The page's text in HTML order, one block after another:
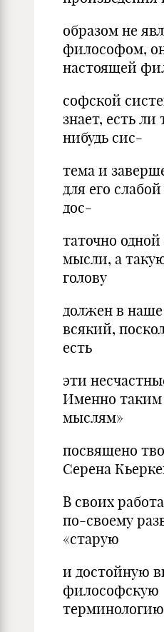
образом не
философом,
настоящей
софской
знает, есть ли
нибудь сис-
тема и
для его
дос-
таточно
мысли, а
голову
должен в
всякий,
есть
эти
Именно таким
мыслям»
посвящено
Серена
В своих
по-своему
«старую
и достойную
философскую